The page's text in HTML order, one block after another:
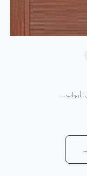
أبواب…